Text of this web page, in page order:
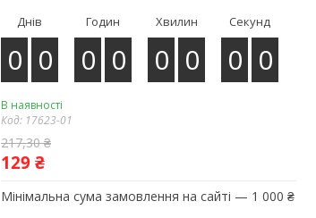
Днів
0 0
Годин
0 0
Хвилин
0 0
Секунд
0 0
В наявності
Код: 17623-01
217,30 ₴
129 ₴
Мінімальна сума замовлення на сайті — 1 000 ₴